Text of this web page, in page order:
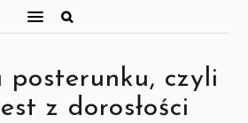
czyli
z dorosłości